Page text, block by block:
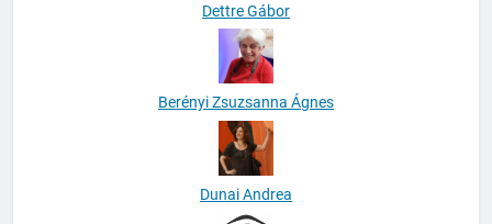
Dettre Gábor
Berényi Zsuzsanna Ágnes
Dunai Andrea